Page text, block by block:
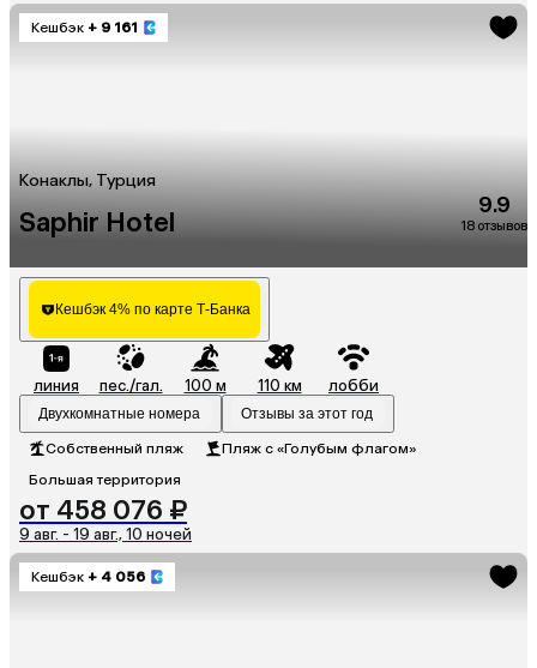
Кешбэк + 9 161
Конаклы, Турция
Saphir Hotel
9.9
18 отзывов
Кешбэк 4% по карте Т-Банка
линия пес./гал. 100 м 110 км лобби
Двухкомнатные номера Отзывы за этот год
Собственный пляж
Пляж с «Голубым флагом»
Большая территория
от 458 076 ₽
9 авг. - 19 авг., 10 ночей
Кешбэк + 4 056